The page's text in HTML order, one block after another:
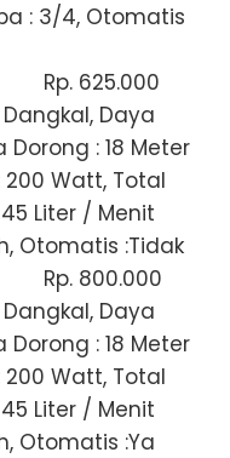
: 3/4, Otomatis
Rp. 625.000
Daya
Dorong : 18 Meter
200 Watt, Total
Liter / Menit
Otomatis :Tidak
Rp. 800.000
Daya
Dorong : 18 Meter
200 Watt, Total
Liter / Menit
Otomatis :Ya